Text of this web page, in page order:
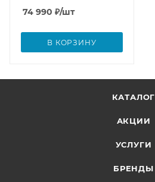
74 990 ₽/шт
В КОРЗИНУ
КАТАЛОГ
АКЦИИ
УСЛУГИ
БРЕНДЫ